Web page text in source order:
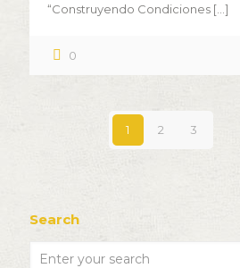
“Construyendo Condiciones […]
0
1 2 3
Search